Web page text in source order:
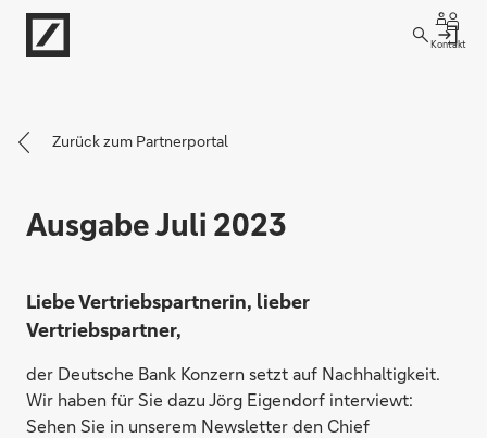
Kontakt
Zurück zum Partnerportal
Ausgabe Juli 2023
Liebe Vertriebspartnerin, lieber
Vertriebspartner,
der Deutsche Bank Konzern setzt auf Nachhaltigkeit.
Wir haben für Sie dazu Jörg Eigendorf interviewt:
Sehen Sie in unserem Newsletter den Chief